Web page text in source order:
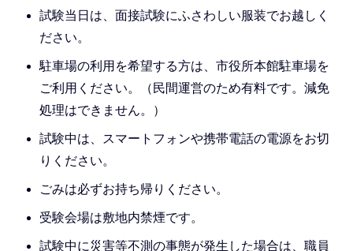
試験当日は、面接試験にふさわしい服装でお越しく
ださい。
駐車場の利用を希望する方は、市役所本館駐車場を
ご利用ください。（民間運営のため有料です。減免
処理はできません。）
試験中は、スマートフォンや携帯電話の電源をお切
りください。
ごみは必ずお持ち帰りください。
受験会場は敷地内禁煙です。
試験中に災害等不測の事態が発生した場合は、職員